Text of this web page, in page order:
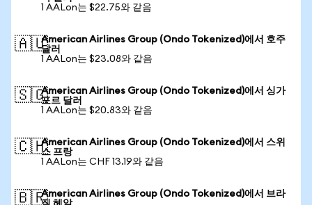
1 AALon는 $22.75와 같음
🇦🇺American Airlines Group (Ondo Tokenized)에서 호주
달러
1 AALon는 $23.08와 같음
🇸🇬American Airlines Group (Ondo Tokenized)에서 싱가
포르 달러
1 AALon는 $20.83와 같음
🇨🇭American Airlines Group (Ondo Tokenized)에서 스위
스 프랑
1 AALon는 CHF 13.19와 같음
🇧🇷American Airlines Group (Ondo Tokenized)에서 브라